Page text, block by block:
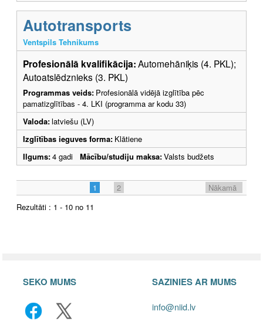
Autotransports
Ventspils Tehnikums
Profesionālā kvalifikācija:Automehāniķis (4. PKL);
Autoatslēdznieks (3. PKL)
Programmas veids: Profesionālā vidējā izglītība pēc
pamatizglītības - 4. LKI (programma ar kodu 33)
Valoda:latviešu (LV)
Izglītības ieguves forma: Klātiene
Ilgums:4 gadi Mācību/studiju maksa:Valsts budžets
1 2
Nākamā
Rezultāti : 1 - 10 no 11
SEKO MUMS SAZINIES AR MUMS
info@niid.lv